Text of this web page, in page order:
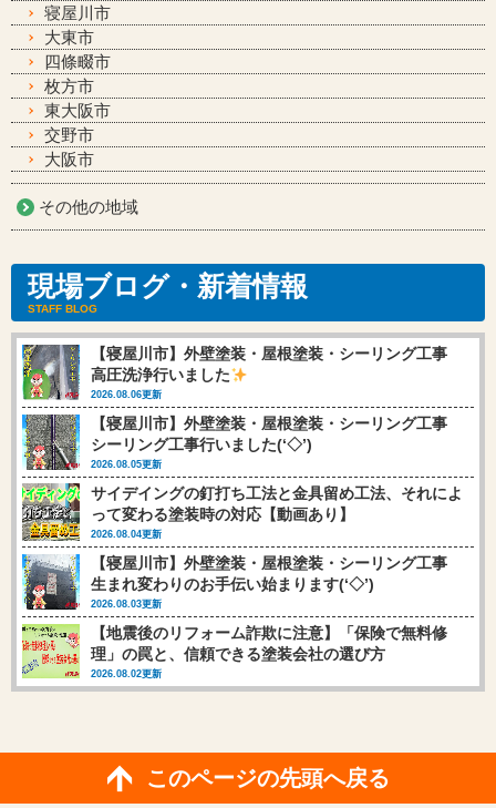
寝屋川市
大東市
四條畷市
枚方市
東大阪市
交野市
大阪市
その他の地域
現場ブログ・新着情報
STAFF BLOG
【寝屋川市】外壁塗装・屋根塗装・シーリング工事
高圧洗浄行いました
2026.08.06更新
【寝屋川市】外壁塗装・屋根塗装・シーリング工事
シーリング工事行いました(‘◇’)ゞ
2026.08.05更新
サイデイングの釘打ち工法と金具留め工法、それによ
って変わる塗装時の対応【動画あり】
2026.08.04更新
【寝屋川市】外壁塗装・屋根塗装・シーリング工事
生まれ変わりのお手伝い始まります(‘◇’)ゞ
2026.08.03更新
【地震後のリフォーム詐欺に注意】「保険で無料修
理」の罠と、信頼できる塗装会社の選び方
2026.08.02更新
このページの先頭へ戻る